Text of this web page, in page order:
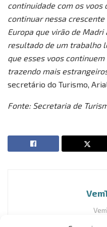
continuidade com os voos
continuar nessa
Europa que virão de
resultado de um trabalho
que esses voos
trazendo mais
secretário do Turismo,
Fonte: Secretaria de